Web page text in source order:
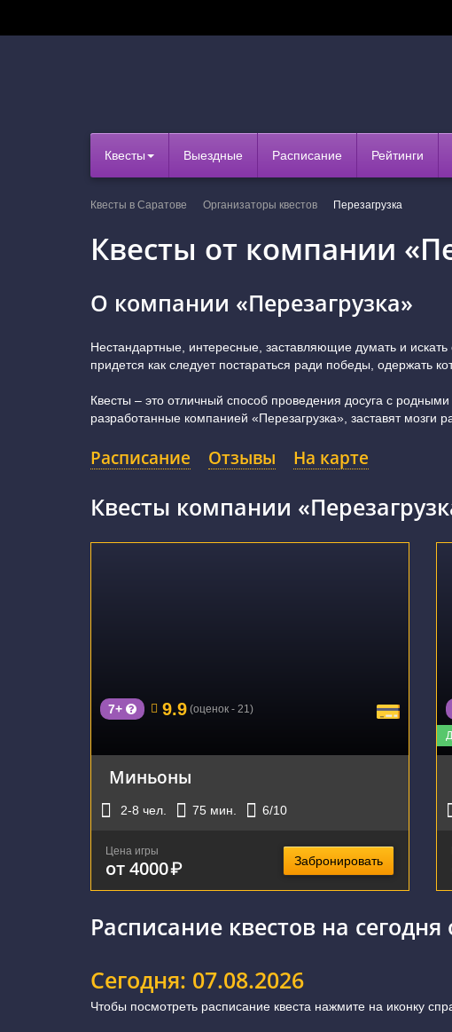
Квесты Выездные Расписание Рейтинги
Квесты в Саратове Организаторы квестов Перезагрузка
Квесты от компании
О компании «Перезагрузка»
Нестандартные, интересные, заставляющие думать и
придется как следует постараться ради победы, одержать
Квесты – это отличный способ проведения досуга с
разработанные компанией «Перезагрузка», заставят мозги
Расписание Отзывы На карте
Квесты компании
7+ 9.9 (оценок - 21)
Миньоны
2-8 чел. 75 мин. 6/10
Цена игры
от 4000₽ Забронировать
Расписание квестов на
Сегодня: 07.08.2026
Чтобы посмотреть расписание квеста нажмите на иконку